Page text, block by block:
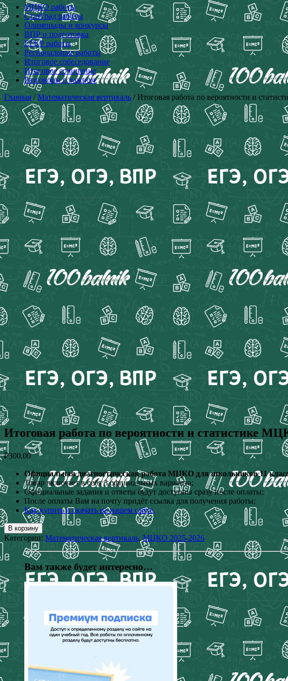
МЦКО работы
СтатГрад работы
Олимпиады и конкурсы
ВПР и подготовка
ЕГКР работы
Региональные работы
Итоговое собеседование
Итоговое сочинение
Разговоры о важном
Главная /Математическая вертикаль / Итоговая работа по вероятности и
Итоговая работа по вероятности и статистике
₽300,00
Официальная диагностическая работа МЦКО для школьников 11
Товар включает в себя 3 официальных варианта;
Официальные задания и ответы будут доступны сразу после оплаты;
После оплаты Вам на почту придёт ссылка для получения работы;
Как купить и скачать на нашем сайте.
В корзину
Категории: Математическая вертикаль,МЦКО 2025-2026
Вам также будет интересно…